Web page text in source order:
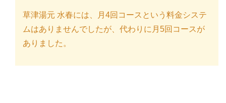
草津湯元 水春には、月4回コースという料金システ
ムはありませんでしたが、代わりに月5回コースが
ありました。